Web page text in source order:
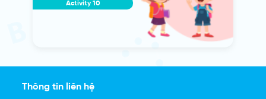
Activity 10
Thông tin liên hệ